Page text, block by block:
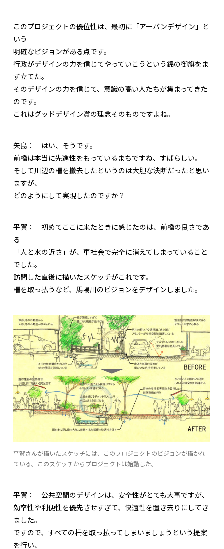
このプロジェクトの優位性は、最初に「アーバンデザイン」と
いう
明確なビジョンがある点です。
行政がデザインの力を信じてやっていこうという錦の御旗をま
ず立てた。
そのデザインの力を信じて、意識の高い人たちが集まってきた
のです。
これはグッドデザイン賞の理念そのものですよね。
矢島： はい、そうです。
前橋は本当に先進性をもっているまちですね、すばらしい。
そして川辺の柵を撤去したというのは大胆な決断だったと思い
ますが、
どのようにして実現したのですか？
平賀： 初めてここに来たときに感じたのは、前橋の良さであ
る
「人と水の近さ」が、車社会で完全に消えてしまっていること
でした。
訪問した直後に描いたスケッチがこれです。
柵を取っ払うなど、馬場川のビジョンをデザインしました。
平賀さんが描いたスケッチには、このプロジェクトのビジョンが描かれ
ている。このスケッチからプロジェクトは始動した。
平賀： 公共空間のデザインは、安全性がとても大事ですが、
効率性や利便性を優先させすぎて、快適性を置き去りにしてき
ました。
ですので、すべての柵を取っ払ってしまいましょうという提案
を行い、